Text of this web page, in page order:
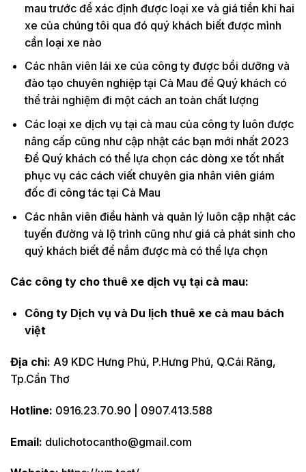
mau trước để xác định được loại xe và giá tiền khi hai
xe của chúng tôi qua đó quý khách biết được mình
cần loại xe nào
Các nhân viên lái xe của công ty được bồi dưỡng và
đào tạo chuyên nghiệp tại Cà Mau để Quý khách có
thể trải nghiệm đi một cách an toàn chất lượng
Các loại xe dịch vụ tại cà mau của công ty luôn được
nâng cấp cũng như cập nhật các bạn mới nhất 2023
Để Quý khách có thể lựa chọn các dòng xe tốt nhất
phục vụ các cách viết chuyên gia nhân viên giám
đốc đi công tác tại Cà Mau
Các nhân viên điều hành và quản lý luôn cập nhật các
tuyến đường và lộ trình cũng như giá cả phát sinh cho
quý khách biết để nắm được mà có thể lựa chọn
Các công ty cho thuê xe dịch vụ tại cà mau:
Công ty Dịch vụ và Du lịch thuê xe cà mau bách
việt
Địa chỉ: A9 KDC Hưng Phú, P.Hưng Phú, Q.Cái Răng,
Tp.Cần Thơ
Hotline: 0916.23.70.90 | 0907.413.588
Email: dulichotocantho@gmail.com